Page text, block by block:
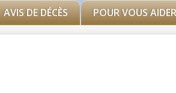
AVIS DE DÉCÈS POUR VOUS AIDER